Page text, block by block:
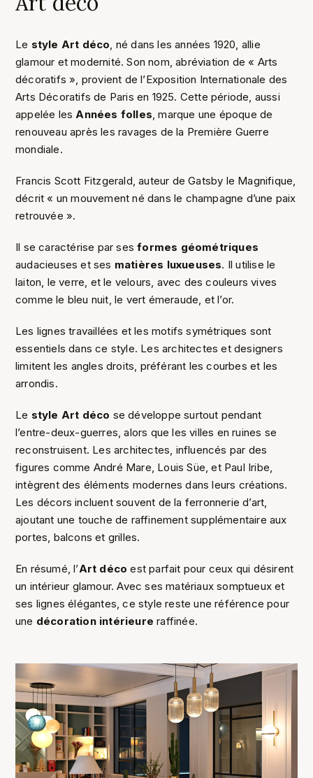
Le style Art déco, né dans les années 1920, allie
glamour et modernité. Son nom, abréviation de « Arts
décoratifs », provient de l’Exposition Internationale des
Arts Décoratifs de Paris en 1925. Cette période, aussi
appelée lesAnnées folles, marque une époque de
renouveau après les ravages de la Première Guerre
mondiale.
Francis Scott Fitzgerald, auteur de Gatsby le Magnifique,
décrit « un mouvement né dans le champagne d’une paix
retrouvée ».
Il se caractérise par ses formes géométriques
audacieuses et ses matières luxueuses. Il utilise le
laiton, le verre, et le velours, avec des couleurs vives
comme le bleu nuit, le vert émeraude, et l’or.
Les lignes travaillées et les motifs symétriques sont
essentiels dans ce style. Les architectes et designers
limitent les angles droits, préférant les courbes et les
arrondis.
Le style Art déco se développe surtout pendant
l’entre-deux-guerres, alors que les villes en ruines se
reconstruisent. Les architectes, influencés par des
figures comme André Mare, Louis Süe, et Paul Iribe,
intègrent des éléments modernes dans leurs créations.
Les décors incluent souvent de la ferronnerie d’art,
ajoutant une touche de raffinement supplémentaire aux
portes, balcons et grilles.
En résumé, l’Art déco est parfait pour ceux qui désirent
un intérieur glamour. Avec ses matériaux somptueux et
ses lignes élégantes, ce style reste une référence pour
une décoration intérieure raffinée.